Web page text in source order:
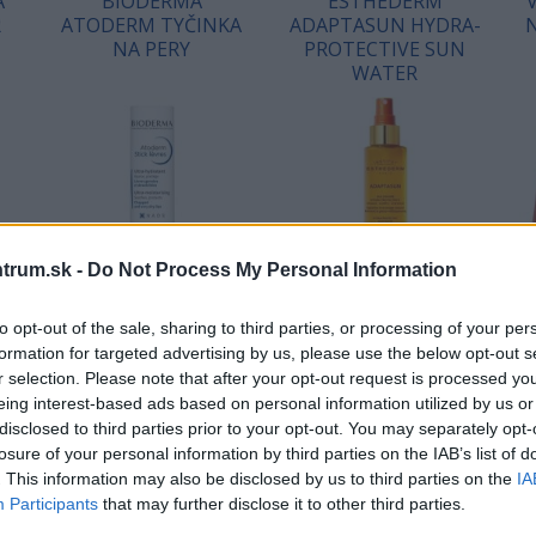
- Do Not Process My Personal Information
opt-out of the sale, sharing to third parties, or processing of your
for targeted advertising by us, please use the below opt-out
selection. Please note that after your opt-out request is processed
interest-based ads based on personal information utilized by us
to third parties prior to your opt-out. You may separately
of your personal information by third parties on the IAB’s list of
This information may also be disclosed by us to third parties on the
Participants that may further disclose it to other third parties.
ATODERM TYČINKA
NA PERY
Starostlivosť o suché,
popraskané a poškodené
pery, 4g
8,89 €
KÚPIŤ
ADAPTASUN HYDRA-
PROTECTIVE SUN
WATER
Dvojfázová slnečná voda. S
patentom CELLULAR WATER
zachováva mladistvosť pleti
na slnku a technológiou
ADAPTASUN, ktorá…
67,89 €
KÚPIŤ